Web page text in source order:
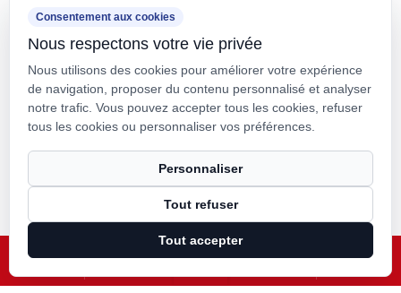
Co., Ltd. a créé un nouveau laboratoire de
matériaux en collaboration avec des universités et
des instituts de recherche, construit une base de
fabrication moderne et installé 8 lignes de
production entièrement automatisées pour les
plastiques modifiés et 8 pour les matériaux
polymères. L'installation est dédiée à la R&D, à la
production et à l'application de nouveaux
plastiques et matériaux polymères modifiés. Kaixin
kxpv@kxpv.com
+86-18067123177
Droit d'auteur © Kaixin Pipeline Technologies Co., Ltd. Tous droits
réservés.
Smart Cloud
Consentement aux cookies
Nous respectons votre vie privée
Nous utilisons des cookies pour améliorer votre expérience
de navigation, proposer du contenu personnalisé et analyser
notre trafic. Vous pouvez accepter tous les cookies, refuser
tous les cookies ou personnaliser vos préférences.
Personnaliser
Tout refuser
Tout accepter